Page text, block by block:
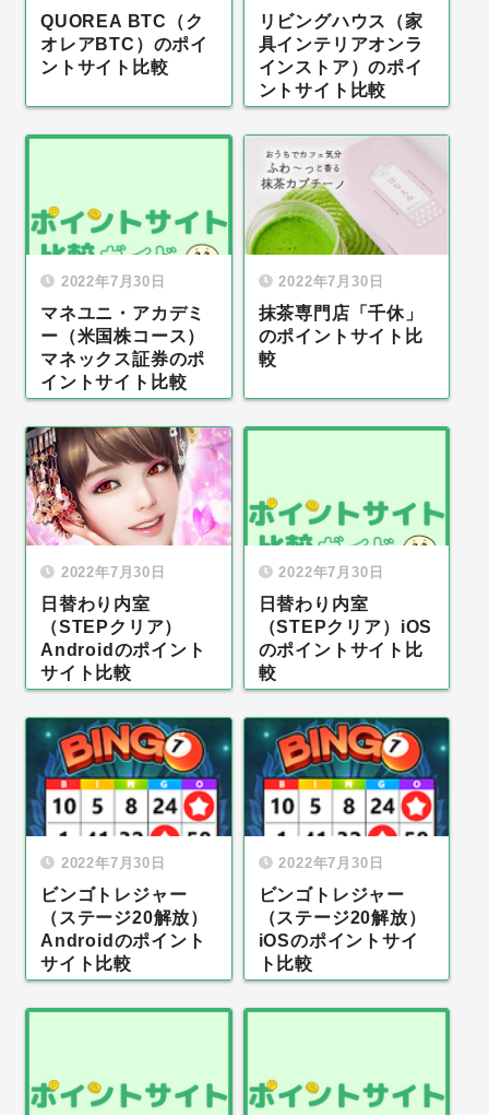
QUOREA BTC（ク
オレアBTC）のポイ
ントサイト比較
リビングハウス（家
具インテリアオンラ
インストア）のポイ
ントサイト比較
2022年7月30日
マネユニ・アカデミ
ー（米国株コース）
マネックス証券のポ
イントサイト比較
2022年7月30日
抹茶専門店「千休」
のポイントサイト比
較
2022年7月30日
日替わり内室
（STEPクリア）
Androidのポイント
サイト比較
2022年7月30日
日替わり内室
（STEPクリア）iOS
のポイントサイト比
較
2022年7月30日
ビンゴトレジャー
（ステージ20解放）
Androidのポイント
サイト比較
2022年7月30日
ビンゴトレジャー
（ステージ20解放）
iOSのポイントサイ
ト比較